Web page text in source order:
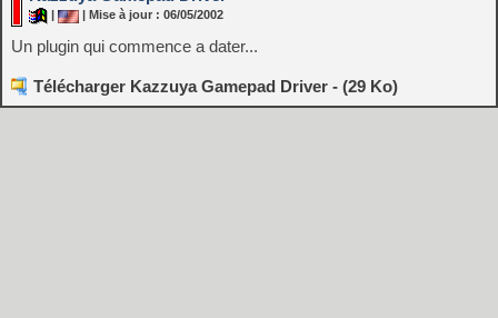
| Mise à jour : 06/05/2002
Un plugin qui commence a dater...
Télécharger Kazzuya Gamepad Driver - (29 Ko)